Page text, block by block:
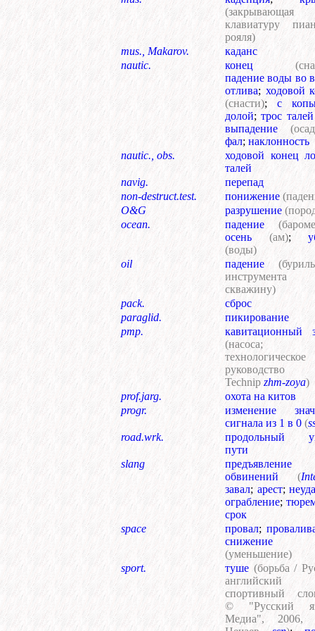
(закрывающая
клавиатуру
рояля)
mus., Makarov.
каданс
nautic.
конец
падение воды во
отлива; ходовой
(снасти); с
долой;трос талей
выпадение
фал; наклонность
nautic., obs.
ходовой конец
талей
navig.
перепад
non-destruct.test.
понижение
O&G
разрушение
ocean.
падение
осень
(ам);
(воды)
oil
падение
скважину)
pack.
сброс
paraglid.
пикирование
pmp.
кавитационный
(насоса;
технологическое
руководство
Technip zhm-zoya)
prof.jarg.
охота на китов
progr.
изменение
сигнала из 1 в 0 (
road.wrk.
продольный
пути
slang
предъявление
обвинений
(
завал; арест;
ограбление;
срок
space
провал;
снижение
(уменьшение)
sport.
туше (борьба /
английский
спортивный
© "Русский
Медиа", 2006,